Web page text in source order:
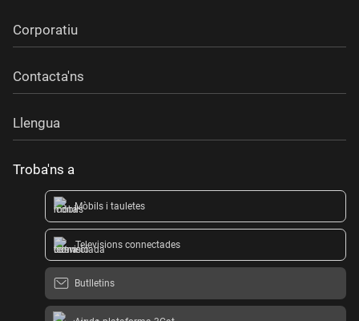
Corporatiu
Contacta'ns
Llengua
Troba'ns a
Mòbils i tauletes
Televisions connectades
Butlletins